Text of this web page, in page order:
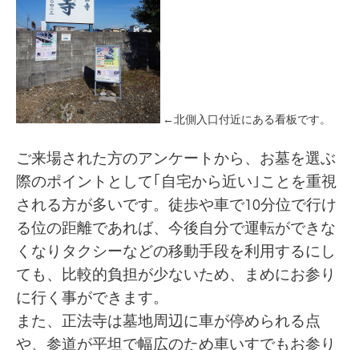
←北側入口付近にある看板です。
ご来場された方のアンケートから、お墓を選ぶ
際のポイントとして｢自宅から近い｣ことを重視
される方が多いです。徒歩や車で10分位で行け
る位の距離であれば、今後自分で運転ができな
くなりタクシーなどの移動手段を利用するにし
ても、比較的負担が少ないため、まめにお参り
に行く事ができます。
また、正法寺は墓地周辺に車が停められる点
や、参道が平坦で幅広のため車いすでもお参り